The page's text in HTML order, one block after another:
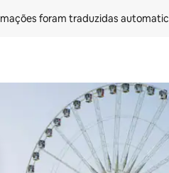
foram traduzidas